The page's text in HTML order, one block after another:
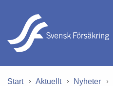
Start Aktuellt Nyheter